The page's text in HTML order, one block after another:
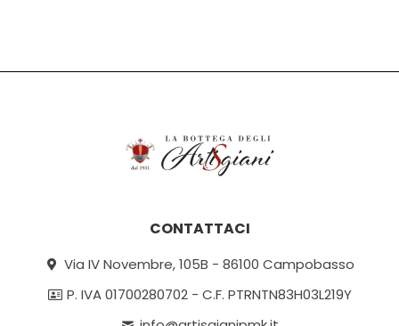
CONTATTACI
Via IV Novembre, 105B - 86100 Campobasso
P. IVA 01700280702 - C.F. PTRNTN83H03L219Y